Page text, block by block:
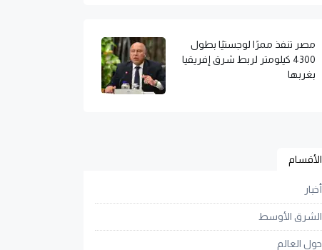
مصر تنفذ ممرًا لوجستيًا بطول
4300 كيلومتر لربط شرق إفريقيا
بغربها
الأقسام
أخبار
الشرق الأوسط
حول العالم